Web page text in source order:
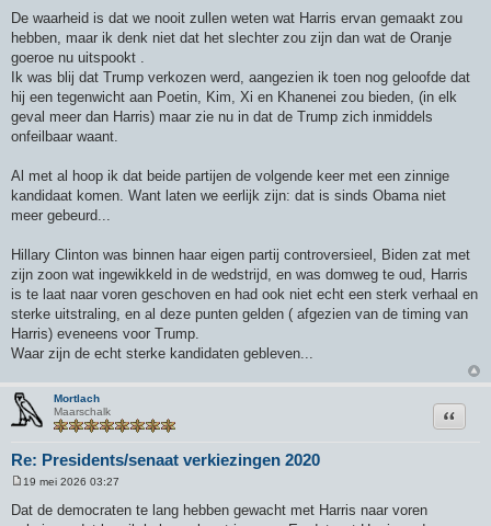
De waarheid is dat we nooit zullen weten wat Harris ervan gemaakt zou
hebben, maar ik denk niet dat het slechter zou zijn dan wat de Oranje
goeroe nu uitspookt .
Ik was blij dat Trump verkozen werd, aangezien ik toen nog geloofde dat
hij een tegenwicht aan Poetin, Kim, Xi en Khanenei zou bieden, (in elk
geval meer dan Harris) maar zie nu in dat de Trump zich inmiddels
onfeilbaar waant.
Al met al hoop ik dat beide partijen de volgende keer met een zinnige
kandidaat komen. Want laten we eerlijk zijn: dat is sinds Obama niet
meer gebeurd...
Hillary Clinton was binnen haar eigen partij controversieel, Biden zat met
zijn zoon wat ingewikkeld in de wedstrijd, en was domweg te oud, Harris
is te laat naar voren geschoven en had ook niet echt een sterk verhaal en
sterke uitstraling, en al deze punten gelden ( afgezien van de timing van
Harris) eveneens voor Trump.
Waar zijn de echt sterke kandidaten gebleven...
Mortlach
Maarschalk
Re: Presidents/senaat verkiezingen 2020
Citeer
r
19 mei 2026 03:27
Dat de democraten te lang hebben gewacht met Harris naar voren